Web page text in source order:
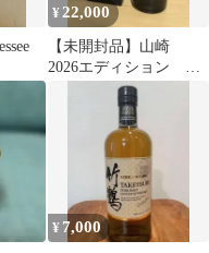
¥ 22,000
【未開封品】山崎
2026エディション ウ
¥ 7,000